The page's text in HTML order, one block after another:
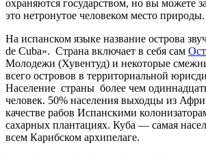
охраняются государством, но вы можете
это нетронутое человеком место природы.
На испанском языке название острова
de Cuba». Страна включает в себя сам
Молодежи (Хувентуд) и некоторые
всего островов в территориальной
Население страны более чем
человек. 50% населения выходцы из
качестве рабов Испанскими
сахарных плантациях. Куба — самая
всем Карибском архипелаге.